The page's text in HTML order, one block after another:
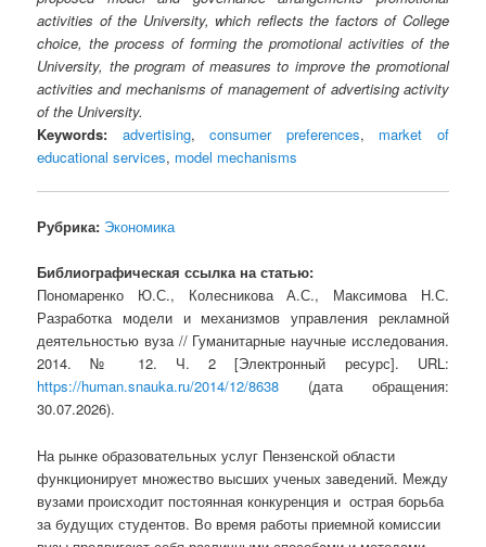
activities of the University, which reflects the factors of College
choice, the process of forming the promotional activities of the
University, the program of measures to improve the promotional
activities and mechanisms of management of advertising activity
of the University.
Keywords:
advertising,consumer preferences, market of
educational services, model mechanisms
Рубрика: Экономика
Библиографическая ссылка на статью:
Пономаренко Ю.С., Колесникова А.С., Максимова Н.С.
Разработка модели и механизмов управления рекламной
деятельностью вуза // Гуманитарные научные исследования.
2014. № 12. Ч. 2 [Электронный ресурс]. URL:
https://human.snauka.ru/2014/12/8638 (дата обращения:
30.07.2026).
На рынке образовательных услуг Пензенской области
функционирует множество высших ученых заведений. Между
вузами происходит постоянная конкуренция и острая борьба
за будущих студентов. Во время работы приемной комиссии